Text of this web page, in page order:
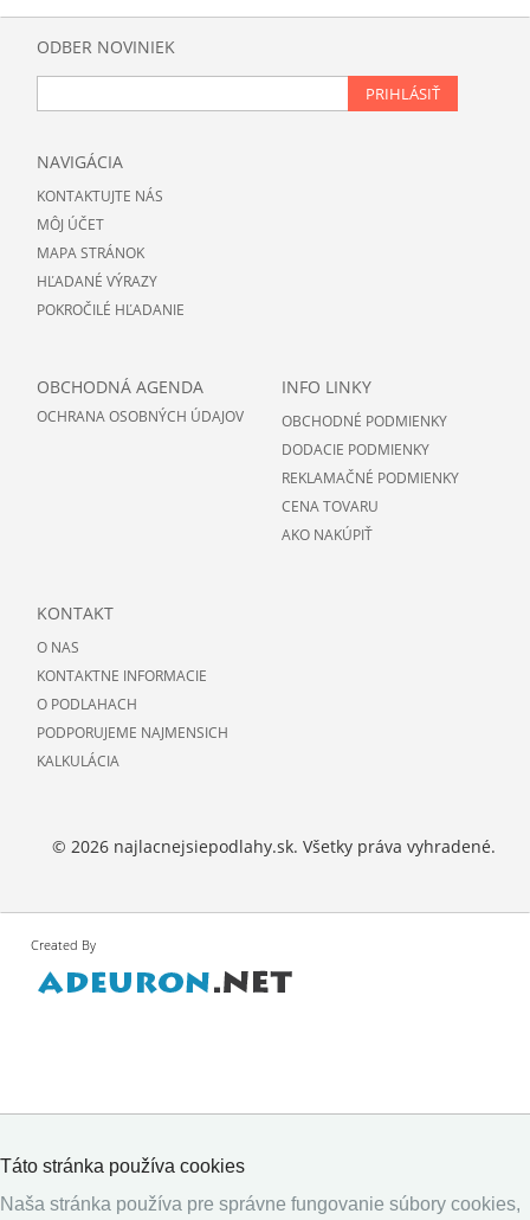
ODBER NOVINIEK
PRIHLÁSIŤ
NAVIGÁCIA
KONTAKTUJTE NÁS
MÔJ ÚČET
MAPA STRÁNOK
HĽADANÉ VÝRAZY
POKROČILÉ HĽADANIE
OBCHODNÁ AGENDA
OCHRANA OSOBNÝCH ÚDAJOV
INFO LINKY
OBCHODNÉ PODMIENKY
DODACIE PODMIENKY
REKLAMAČNÉ PODMIENKY
CENA TOVARU
AKO NAKÚPIŤ
KONTAKT
O NAS
KONTAKTNE INFORMACIE
O PODLAHACH
PODPORUJEME NAJMENSICH
KALKULÁCIA
© 2026 najlacnejsiepodlahy.sk. Všetky práva vyhradené.
Created By
Táto stránka používa cookies
Naša stránka používa pre správne fungovanie súbory cookies,